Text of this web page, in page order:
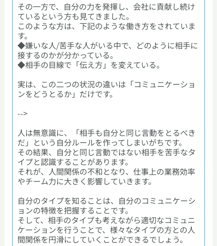
その一方で、自分の力を発揮し、会社に貢献し続け
ているという方も見てきました。
このような方は、下記のような働き方をされていま
す。
◆嫌いな人/苦手な人がいる中で、どのように相手に
接するのかが分かっている。
◆相手の目線で「伝え方」を変えている。
実は、この二つの状況の違いは「コミュニケーショ
ンをどうとるか」だけです。
-->
人は無意識に、「相手も自分と同じ言動をとるべき
だ」という自分ルールを作ってしまいがちです。
その結果、自分と同じ言動ではない相手を苦手なタ
イプと認識することがあります。
それが、人間関係の不和となり、仕事上の業務効率
やチーム力に大きく影響していきます。
自分のタイプを知ることは、自分のコミュニケーシ
ョンの特徴を把握することです。
そして、相手のタイプも考えながら適切なコミュニ
ケーションを行うことで、様々なタイプの方との人
間関係を円滑にしていくことができるでしょう。